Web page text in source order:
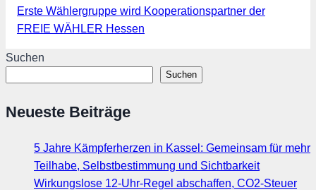
Erste Wählergruppe wird Kooperationspartner der
FREIE WÄHLER Hessen
Suchen
Suchen
Neueste Beiträge
5 Jahre Kämpferherzen in Kassel: Gemeinsam für mehr
Teilhabe, Selbstbestimmung und Sichtbarkeit
Wirkungslose 12-Uhr-Regel abschaffen, CO2-Steuer